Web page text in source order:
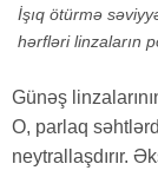
İşıq ötürmə
hərfləri linzaların
Günəş
O, parlaq
neytrallaşdırır.